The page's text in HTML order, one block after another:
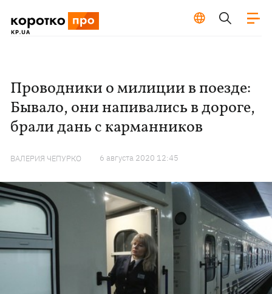
Проводники о милиции в поезде:
Бывало, они напивались в дороге,
брали дань с карманников
ВАЛЕРИЯ ЧЕПУРКО 6 августа 2020 12:45